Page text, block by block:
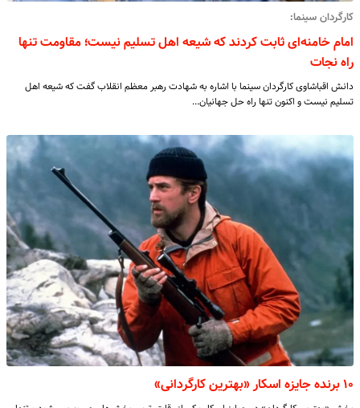
کارگردان سینما:
امام خامنه‌ای ثابت کردند که شیعه اهل تسلیم نیست؛ مقاومت تنها
راه نجات
دانش اقباشاوی کارگردان سینما با اشاره به شهادت رهبر معظم انقلاب گفت که شیعه اهل
تسلیم نیست و اکنون تنها راه حل جهانیان…
۱۰ برنده جایزه اسکار «بهترین کارگردانی»